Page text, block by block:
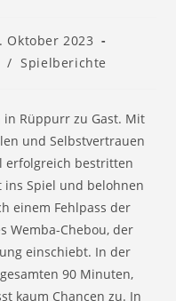
Oktober 2023
/ Spielberichte
in Rüppurr zu Gast. Mit
und Selbstvertrauen
erfolgreich bestritten
Spiel und belohnen
einem Fehlpass der
Wemba-Chebou, der
einschiebt. In der
90 Minuten,
kaum Chancen zu. In